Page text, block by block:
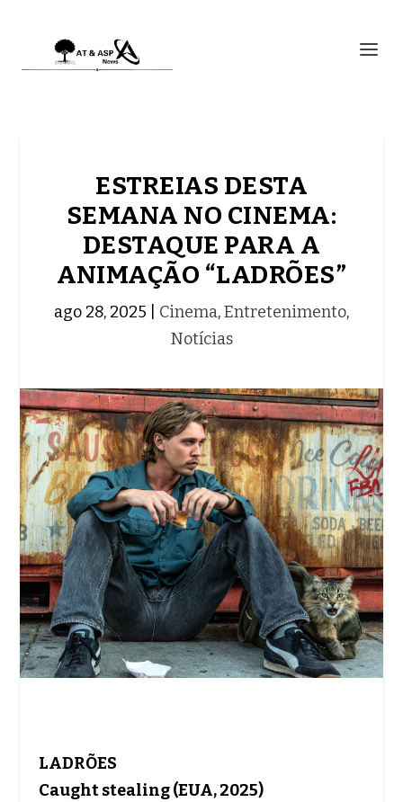
ESTREIAS DESTA
SEMANA NO CINEMA:
DESTAQUE PARA A
ANIMAÇÃO “LADRÕES”
ago 28, 2025 Cinema,Entretenimento,
Notícias
LADRÕES
Caught stealing (EUA, 2025)